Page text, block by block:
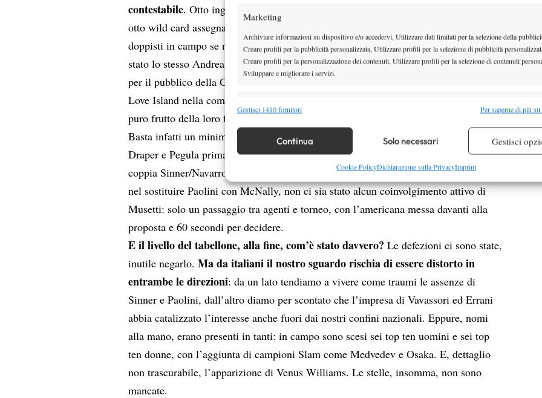
Marketing
Archiviare informazioni su dispositivo e/o accedervi, Utilizzare dati limitati per la selezione della
Creare profili per la pubblicità personalizzata, Utilizzare profili per la selezione di pubblicità
Creare profili per la personalizzazione dei contenuti, Utilizzare profili per la selezione di contenuti
Sviluppare e migliorare i servizi.
Funzionalità
Identificare i dispositivi in base alle informazioni trasmesse automaticamente.
Garantire la sicurezza, prevenire e rilevare frodi, correggere errori,
Erogare e presentare pubblicità e contenuto, Salvare e comunicare le
scelte sulla privacy.
Gestisci 1410 fornitori Per saperne di più
Continua Solo necessari Gestisci
Cookie PolicyDichiarazione sulla PrivacyImprint
contestabile. Otto ingressi determinati dalla commistione del ranking di singolare e
otto wild card assegnate a discrezione avevano subito lasciato intuire che di veri
doppisti in campo se ne sarebbero visti pochi, se non nessuno. A sottolinearlo era
stato lo stesso Andrea Vavassori in una lettera scritta il giorno dopo l’annuncio. Ma
per il pubblico della Gen Z, bramato da ogni organizzatore di eventi, le dinamiche da
Love Island nella composizione delle coppie sono risultate coinvolgenti, per quanto
puro frutto della loro fantasia.
Basta infatti un minimo di pragmatismo per non stupirsi troppo nel sapere che
Draper e Pegula prima di giocare insieme si sono detti sì e no quattro parole. Che la
coppia Sinner/Navarro fosse stata formata direttamente dall’organizzazione. O che,
nel sostituire Paolini con McNally, non ci sia stato alcun coinvolgimento attivo di
Musetti: solo un passaggio tra agenti e torneo, con l’americana messa davanti alla
proposta e 60 secondi per decidere.
E il livello del tabellone, alla fine, com’è stato davvero?Le defezioni ci sono state,
inutile negarlo.Ma da italiani il nostro sguardo rischia di essere distorto in
entrambe le direzioni: da un lato tendiamo a vivere come traumi le assenze di
Sinner e Paolini, dall’altro diamo per scontato che l’impresa di Vavassori ed Errani
abbia catalizzato l’interesse anche fuori dai nostri confini nazionali. Eppure, nomi
alla mano, erano presenti in tanti: in campo sono scesi sei top ten uomini e sei top
ten donne, con l’aggiunta di campioni Slam come Medvedev e Osaka. E, dettaglio
non trascurabile, l’apparizione di Venus Williams. Le stelle, insomma, non sono
mancate.